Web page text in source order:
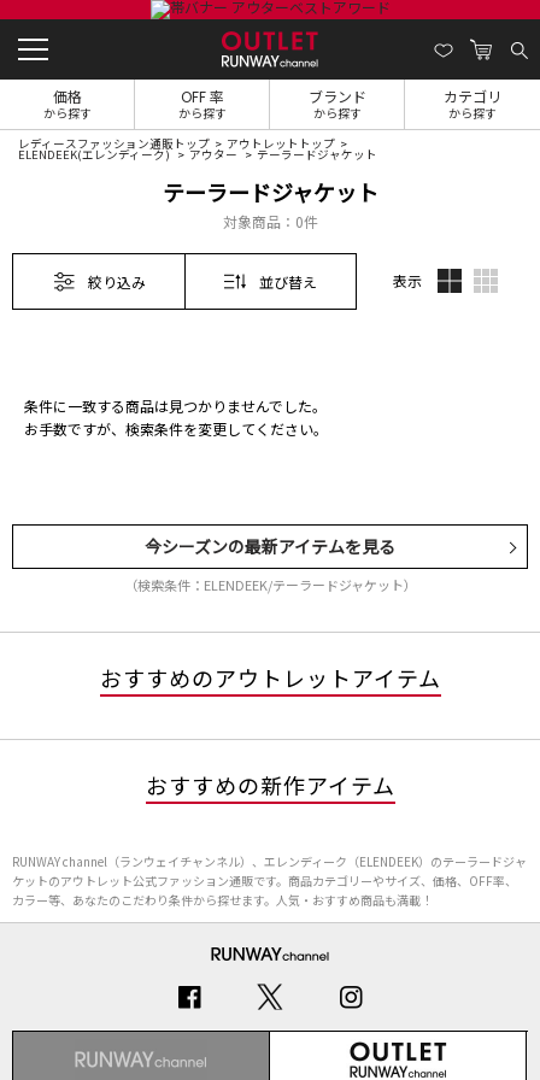
価格
から探す
OFF 率
から探す
ブランド
から探す
カテゴリ
から探す
レディースファッション通販トップ アウトレットトップ
ELENDEEK(エレンディーク) アウター テーラードジャケット
テーラードジャケット
対象商品： 0件
絞り込み 並び替え 表示
条件に一致する商品は見つかりませんでした。
お手数ですが、検索条件を変更してください。
今シーズンの最新アイテムを見る
（検索条件：ELENDEEK/テーラードジャケット）
おすすめのアウトレットアイテム
おすすめの新作アイテム
RUNWAY channel（ランウェイチャンネル）、エレンディーク（ELENDEEK）のテーラードジャ
ケットのアウトレット公式ファッション通販です。商品カテゴリーやサイズ、価格、OFF率、
カラー等、あなたのこだわり条件から探せます。人気・おすすめ商品も満載！